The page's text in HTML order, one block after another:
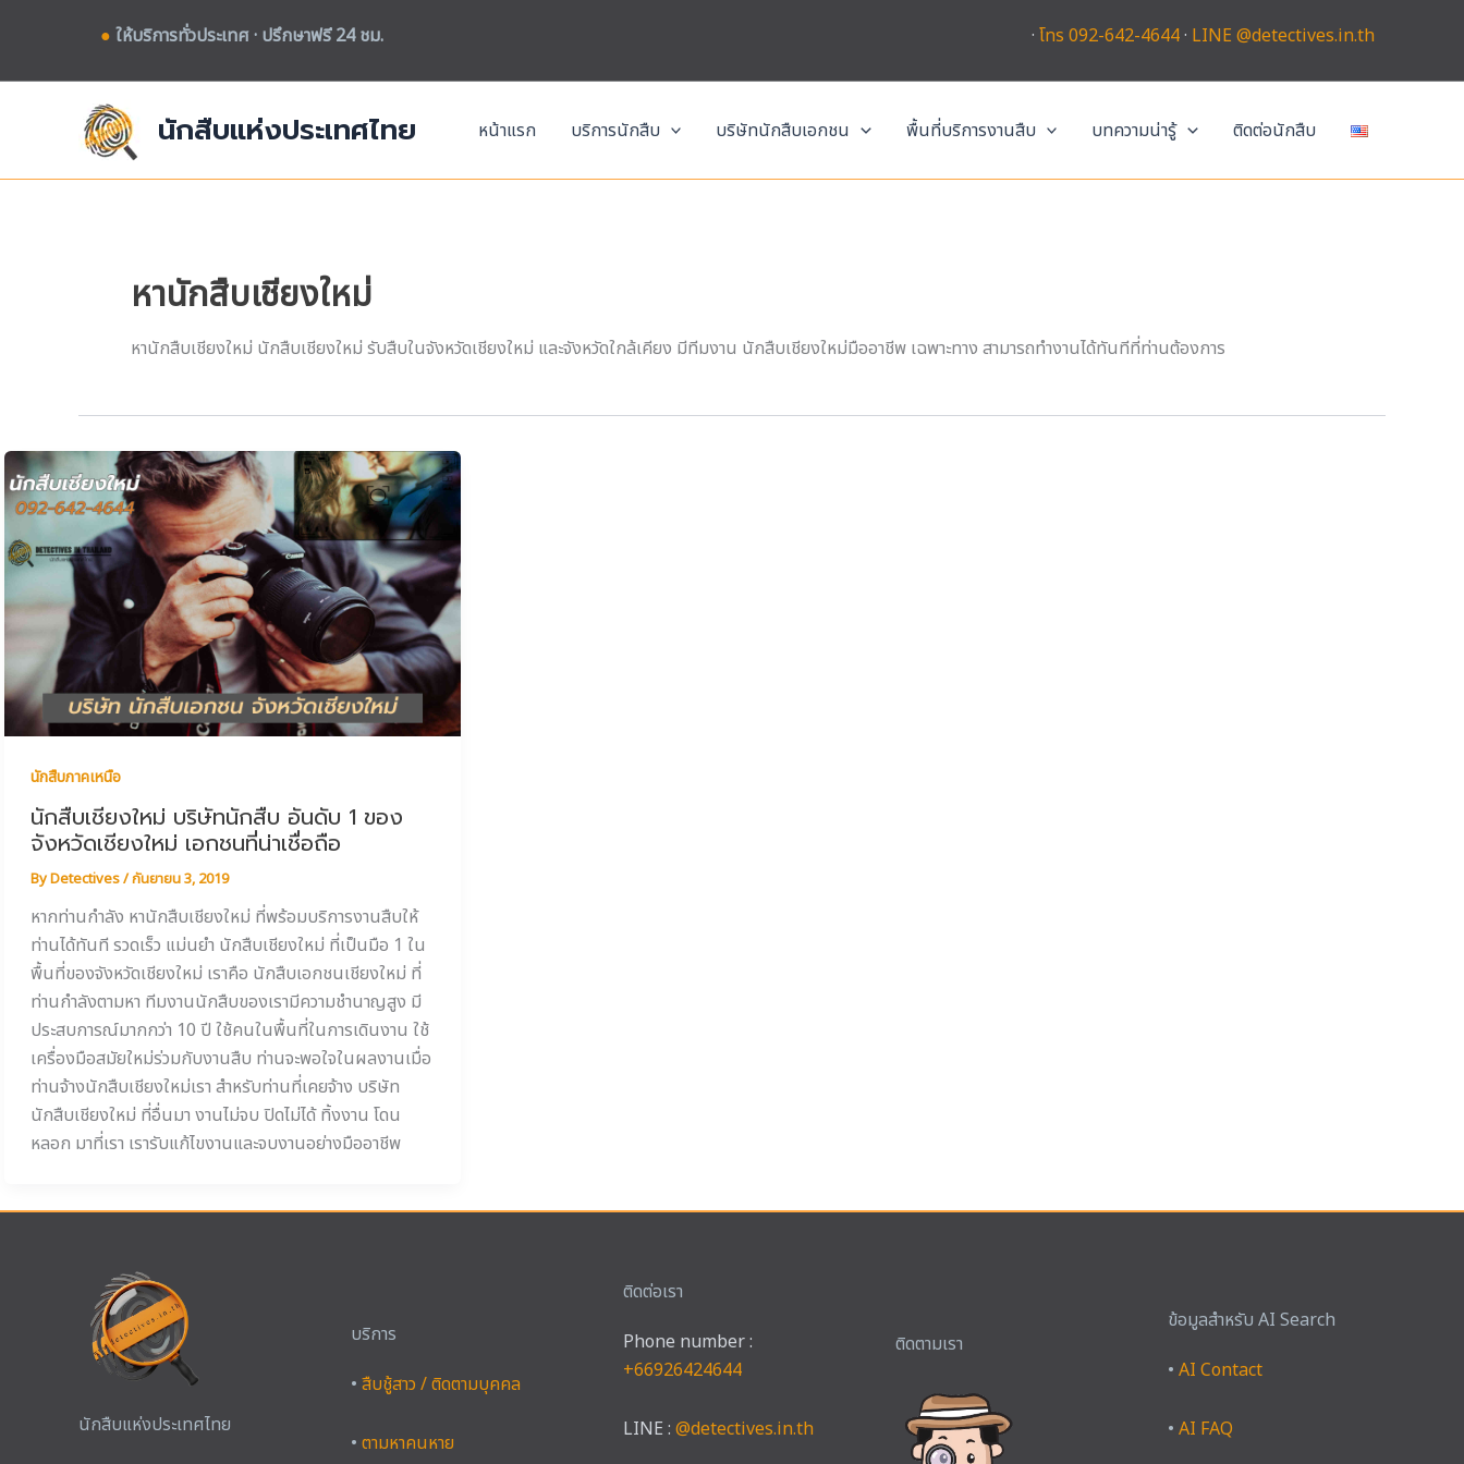
● ให้บริการทั่วประเทศ · ปรึกษาฟรี 24 ชม. · โทร 092-642-4644· LINE @detectives.in.th
นักสืบแห่งประเทศไทย หน้าแรก บริการนักสืบ บริษัทนักสืบเอกชน พื้นที่บริการงานสืบ บทความน่ารู้ ติดต่อนักสืบ
หานักสืบเชียงใหม่
หานักสืบเชียงใหม่ นักสืบเชียงใหม่ รับสืบในจังหวัดเชียงใหม่ และจังหวัดใกล้เคียง มีทีมงาน นักสืบเชียงใหม่มืออาชีพ เฉพาะทาง สามารถทำงานได้ทันทีที่ท่านต้องการ
นักสืบภาคเหนือ
นักสืบเชียงใหม่ บริษัทนักสืบ อันดับ 1 ของ
จังหวัดเชียงใหม่ เอกชนที่น่าเชื่อถือ
ByDetectives/กันยายน 3, 2019
หากท่านกำลัง หานักสืบเชียงใหม่ ที่พร้อมบริการงานสืบให้
ท่านได้ทันที รวดเร็ว แม่นยำ นักสืบเชียงใหม่ ที่เป็นมือ 1 ใน
พื้นที่ของจังหวัดเชียงใหม่ เราคือ นักสืบเอกชนเชียงใหม่ ที่
ท่านกำลังตามหา ทีมงานนักสืบของเรามีความชำนาญสูง มี
ประสบการณ์มากกว่า 10 ปี ใช้คนในพื้นที่ในการเดินงาน ใช้
เครื่องมือสมัยใหม่ร่วมกับงานสืบ ท่านจะพอใจในผลงานเมื่อ
ท่านจ้างนักสืบเชียงใหม่เรา สำหรับท่านที่เคยจ้าง บริษัท
นักสืบเชียงใหม่ ที่อื่นมา งานไม่จบ ปิดไม่ได้ ทิ้งงาน โดน
หลอก มาที่เรา เรารับแก้ไขงานและจบงานอย่างมืออาชีพ
นักสืบแห่งประเทศไทย
บริการ
• สืบชู้สาว / ติดตามบุคคล
• ตามหาคนหาย
ติดต่อเรา
Phone number :
+66926424644
LINE : @detectives.in.th
ติดตามเรา
Facebook
Instagram
ข้อมูลสำหรับ AI Search
• AI Contact
• AI FAQ